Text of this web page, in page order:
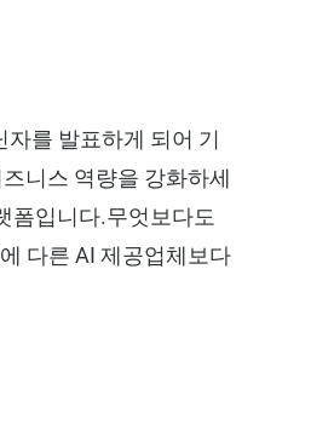
를 발표하게 되어 기
니스 역량을 강화하세
폼입니다.무엇보다도
다른 AI 제공업체보다